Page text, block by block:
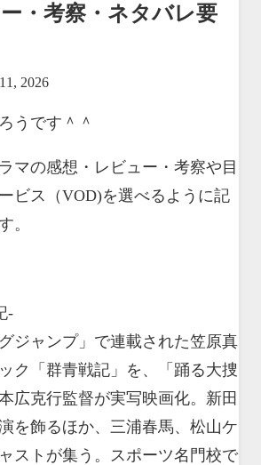
・考察・ネタバレ要
2026
うです＾＾
マの感想・レビュー・考察や目
ビス（VOD)を選べるように記
。
-
ジャンプ」で連載された笠原真
ク「群青戦記」を、「踊る大捜
広克行監督が実写映画化。新田
を飾るほか、三浦春馬、松山ケ
ストが集う。スポーツ名門校で